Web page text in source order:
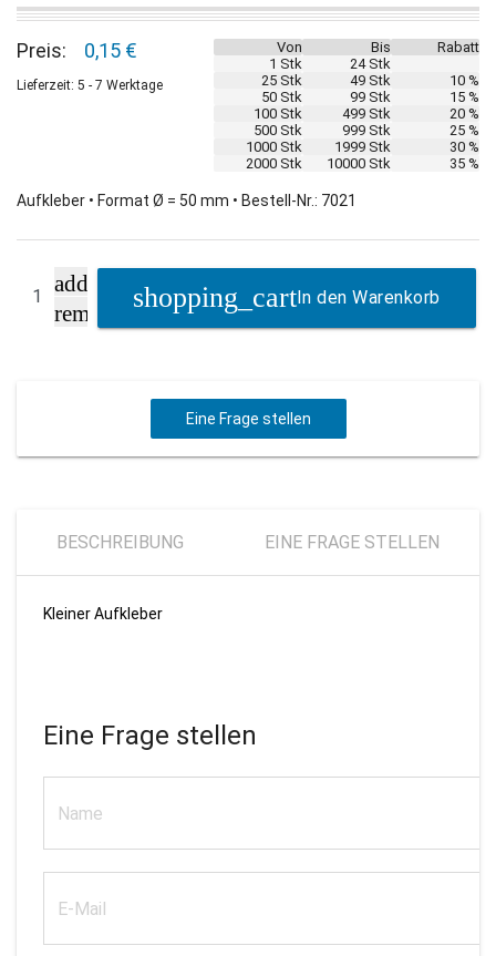
Von Bis
Rabatt
1 Stk
24 Stk
25 Stk
49 Stk
10 %
50 Stk
99 Stk
15 %
100 Stk
499 Stk
20 %
500 Stk
999 Stk
25 %
1000 Stk
1999 Stk
30 %
2000 Stk
10000 Stk 35 %
Preis: 0,15 €
Lieferzeit: 5 - 7 Werktage
Aufkleber • Format Ø = 50 mm • Bestell-Nr.: 7021
add
remove
In den Warenkorb
Eine Frage stellen
BESCHREIBUNG EINE FRAGE STELLEN
Kleiner Aufkleber
Eine Frage stellen